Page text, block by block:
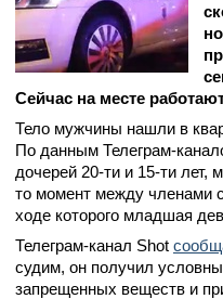
Сейчас на месте
Тело мужчины нашли в
По данным Телеграм-
дочерей 20-ти и 15-ти лет,
то момент между членами
ходе которого младшая
Телеграм-канал Shot
судим, он получил
запрещенных веществ и